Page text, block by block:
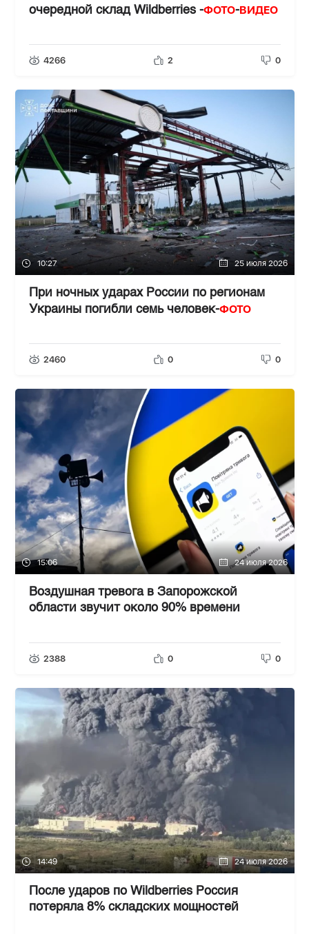
очередной склад Wildberries -ФОТО-ВИДЕО
4266 2 0
10:27 25 июля 2026
При ночных ударах России по регионам
Украины погибли семь человек-ФОТО
2460 0 0
15:06 24 июля 2026
Воздушная тревога в Запорожской
области звучит около 90% времени
2388 0 0
14:49 24 июля 2026
После ударов по Wildberries Россия
потеряла 8% складских мощностей